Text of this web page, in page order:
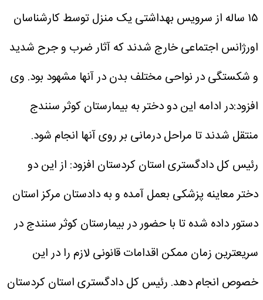
۱۵ ساله از سرویس بهداشتی یک منزل توسط کارشناسان
اورژانس اجتماعی خارج شدند که آثار ضرب و جرح شدید
و شکستگی در نواحی مختلف بدن در آنها مشهود بود. وی
افزود:در ادامه این دو دختر به بیمارستان کوثر سنندج
منتقل شدند تا مراحل درمانی بر روی آنها انجام شود.
رئیس کل دادگستری استان کردستان افزود: از این دو
دختر معاینه پزشکی بعمل آمده و به دادستان مرکز استان
دستور داده شده تا با حضور در بیمارستان کوثر سنندج در
سریعترین زمان ممکن اقدامات قانونی لازم را در این
خصوص انجام دهد. رئیس کل دادگستری استان کردستان